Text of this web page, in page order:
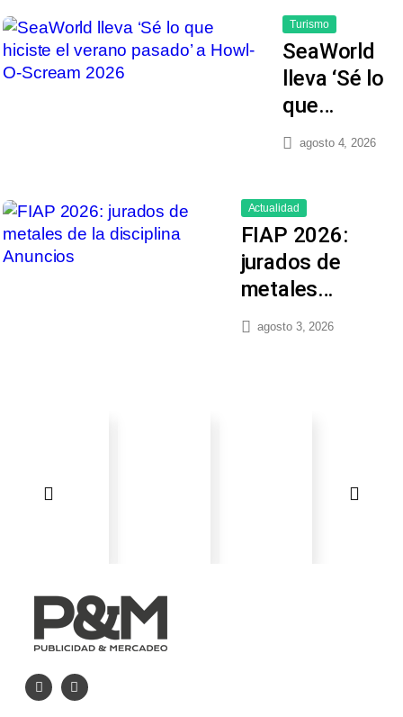
Turismo
SeaWorld
lleva ‘Sé lo
que…
agosto 4, 2026
Actualidad
FIAP 2026:
jurados de
metales…
agosto 3, 2026